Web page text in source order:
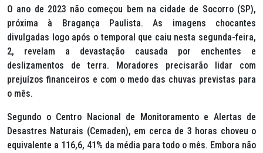
O ano de 2023 não começou bem na cidade de Socorro (SP),
próxima à Bragança Paulista. As imagens chocantes
divulgadas logo após o temporal que caiu nesta segunda-feira,
2, revelam a devastação causada por enchentes e
deslizamentos de terra. Moradores precisarão lidar com
prejuízos financeiros e com o medo das chuvas previstas para
o mês.
Segundo o Centro Nacional de Monitoramento e Alertas de
Desastres Naturais (Cemaden), em cerca de 3 horas choveu o
equivalente a 116,6, 41% da média para todo o mês. Embora não